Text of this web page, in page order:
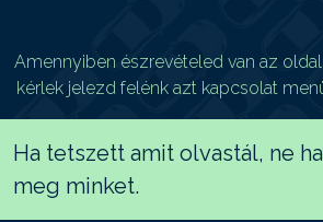
Amennyiben észrevételed van az
kérlek jelezd felénk azt kapcsolat
Ha tetszett amit olvastál, ne
meg minket.